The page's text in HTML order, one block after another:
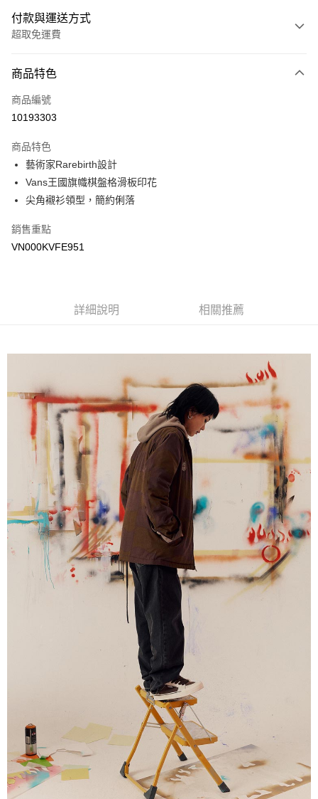
付款與運送方式
超取免運費
信用卡一次付款
超商取貨付款
Apple Pay
悠遊付
流程，驗證手機門號後，選擇欲分期的期數、繳款截止日，確認付款後即完
消。如遇「轉專審核」未通過狀況，表示未達大哥付你分期系統評分，恕無
【繳款方式說明】
1.分期款項不併入電信帳單，「大哥付你分期」於每月結算日後寄送繳費提
醒簡訊。
2.透過簡訊連結打開帳單後，可選擇「超商條碼／台灣大直營門市／銀行轉
帳／街口支付／iPASS MONEY」等通路繳費。
【注意事項】
1.本服務係由「台灣大哥大股份有限公司」（以下簡稱本公司）所提供，讓
用戶於交易時，得透過本服務購買商品或服務，並由商店將買賣／分期付款
買賣價金債權讓與本公司後，依約使用本公司帳單繳交帳款。
2.基於同意付款使用「大哥付你分期」之契約關係目的，商店將以您的個人
資料（包含姓名、電話或地址）提供予台灣大哥大進項蒐集、處理及利用，
由本公司與您本人進行分期帳單所需資料之確認、核對及更正。
3.完整用戶服務條款，請詳閱以下連結：
https://oppay.tw/userRule
【關於「AFTEE先享後付」】
１．簡單：不需註冊會員、不需綁卡、不需儲值。
３．安心：先確認商品／服務後，再付款。
【「AFTEE先享後付」結帳流程】
１．於結帳方式選擇「AFTEE先享後付」後，將跳轉至「AFTEE先享後付」
結帳頁面，進行簡訊認證並確認金額後，即可完成結帳。
２．訂單成立數日內，您將收到繳費通知簡訊。
３．收到繳費通知簡訊後14天內，點擊此簡訊中的連結，可透過四大超商／
ATM／網路銀行／等多元方式進行付款，方視為交易完成。
※ 請注意：結帳手續完成當下不需立刻繳費，但若您需要取消訂單，請聯絡
購買商品的店家。未經商家同意取消之訂單仍視為有效，需透過AFTEE先享
後付繳納相關費用。
※ 交易是否成功請以「AFTEE先享後付 」之結帳頁面顯示為準，若有關於
是否繳費成功／繳費後需取消欲退款等相關疑問，請聯繫「AFTEE先享後付
客戶支援中心」https://netprotections.freshdesk.com/support/home
【注意事項】
１．透過由恩沛科技股份有限公司提供之「AFTEE先享後付」服務完成之交
易，需依本服務之必要範圍內提供個人資料，並將交易相關給付款項請求債
權轉讓予恩沛科技股份有限公司。
２．關於個人資料處理事宜，請瀏覽以下網址：
３．未成年的使用者請事先徵得法定代理人或監護人之同意方可使用
「AFTEE先享後付」，若未經同意申辦者引起之損失，本公司不負相關責
４．使用「AFTEE先享後付」時，將依據個別帳號之用戶狀況，依本公司即
時審查核予不同之上限額度；若仍有額度不足之情形，本公司將視審查結果
５．嚴禁一人註冊多個帳號或使用他人資訊註冊。若發現惡意使用之情形，
恩沛科技股份有限公司將有權停止該用戶之使用額度並採取法律行動。
全家取貨付款
免運費
付款後全家取貨
免運費
萊爾富取貨付款
免運費
付款後萊爾富取貨
免運費
7-11取貨付款
商品特色
商品編號
10193303
商品特色
藝術家Rarebirth設計
Vans王國旗幟棋盤格滑板印花
尖角襯衫領型，簡約俐落
銷售重點
VN000KVFE951
詳細說明 相關推薦